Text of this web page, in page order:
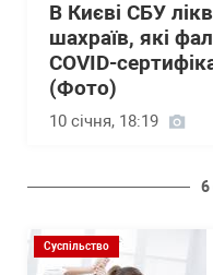
В Києві СБУ
шахраїв, які
COVID-
(Фото)
10 січня, 18:19
6
Суспільство